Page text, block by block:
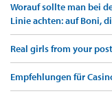
Worauf sollte man bei
Linie achten: auf Boni,
Real girls from your
Empfehlungen für